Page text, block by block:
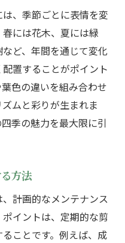
、季節ごとに表情を変
には花木、夏には緑
ど、年間を通じて変化
置することがポイント
色の違いを組み合わせ
ムと彩りが生まれま
季の魅力を最大限に引
方法
計画的なメンテナンス
イントは、定期的な剪
ことです。例えば、成